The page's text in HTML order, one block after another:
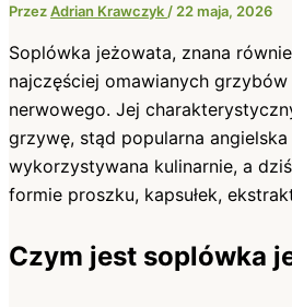
PrzezAdrian Krawczyk / 22 maja, 2026
Soplówka jeżowata, znana
najczęściej omawianych
nerwowego. Jej
grzywę, stąd popularna
wykorzystywana kulinarnie, a
formie proszku, kapsułek,
Czym jest soplówka